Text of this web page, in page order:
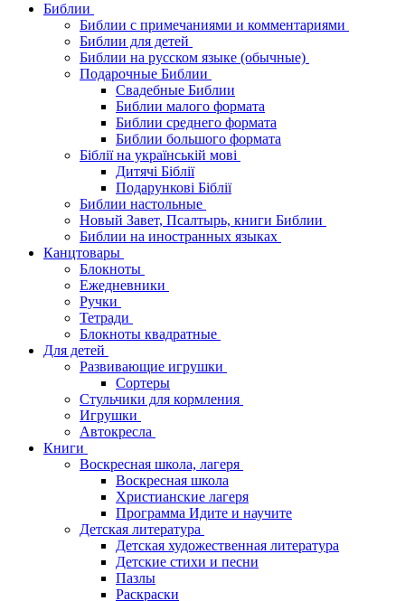
Библии
Библии с примечаниями и комментариями
Библии для детей
Библии на русском языке (обычные)
Подарочные Библии
Свадебные Библии
Библии малого формата
Библии среднего формата
Библии большого формата
Біблії на українській мові
Дитячі Біблії
Подарункові Біблії
Библии настольные
Новый Завет, Псалтырь, книги Библии
Библии на иностранных языках
Канцтовары
Блокноты
Ежедневники
Ручки
Тетради
Блокноты квадратные
Для детей
Развивающие игрушки
Сортеры
Стульчики для кормления
Игрушки
Автокресла
Книги
Воскресная школа, лагеря
Воскресная школа
Христианские лагеря
Программа Идите и научите
Детская литература
Детская художественная литература
Детские стихи и песни
Пазлы
Раскраски